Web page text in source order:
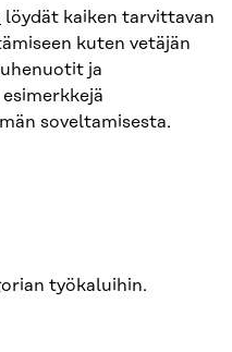
löydät kaiken tarvittavan
kuten vetäjän
ja
soveltamisesta.
työkaluihin.